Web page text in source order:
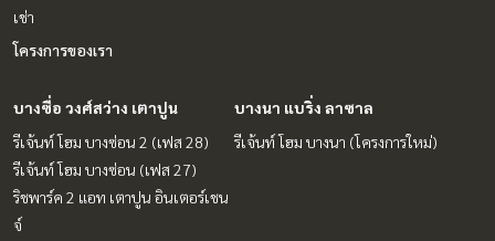
เช่า
โครงการของเรา
บางซื่อ วงศ์สว่าง เตาปูน
รีเจ้นท์ โฮม บางซ่อน 2 (เฟส 28)
รีเจ้นท์ โฮม บางซ่อน (เฟส 27)
ริชพาร์ค 2 แอท เตาปูน อินเตอร์เชน
จ์
บางนา แบริ่ง ลาซาล
รีเจ้นท์ โฮม บางนา (โครงการใหม่)